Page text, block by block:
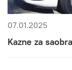
07.01.2025
Kazne za